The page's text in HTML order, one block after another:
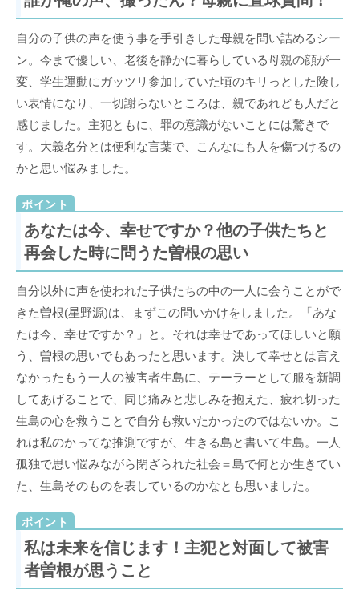
自分の子供の声を使う事を手引きした母親を問い詰めるシー
ン。今まで優しい、老後を静かに暮らしている母親の顔が一
変、学生運動にガッツリ参加していた頃のキリっとした険し
い表情になり、一切謝らないところは、親であれども人だと
感じました。主犯ともに、罪の意識がないことには驚きで
す。大義名分とは便利な言葉で、こんなにも人を傷つけるの
かと思い悩みました。
あなたは今、幸せですか？他の子供たちと
再会した時に問うた曽根の思い
自分以外に声を使われた子供たちの中の一人に会うことがで
きた曽根(星野源)は、まずこの問いかけをしました。「あな
たは今、幸せですか？」と。それは幸せであってほしいと願
う、曽根の思いでもあったと思います。決して幸せとは言え
なかったもう一人の被害者生島に、テーラーとして服を新調
してあげることで、同じ痛みと悲しみを抱えた、疲れ切った
生島の心を救うことで自分も救いたかったのではないか。こ
れは私のかってな推測ですが、生きる島と書いて生島。一人
孤独で思い悩みながら閉ざられた社会＝島で何とか生きてい
た、生島そのものを表しているのかなとも思いました。
私は未来を信じます！主犯と対面して被害
者曽根が思うこと